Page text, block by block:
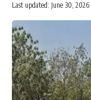
Last updated: June 30, 2026